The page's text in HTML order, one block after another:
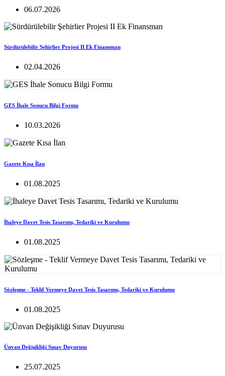
06.07.2026
Sürdürülebilir Şehirlier Projesi II Ek Finansman
02.04.2026
GES İhale Sonucu Bilgi Formu
10.03.2026
Gazete Kısa İlan
01.08.2025
İhaleye Davet Tesis Tasarımı, Tedariki ve Kurulumu
01.08.2025
Sözleşme - Teklif Vermeye Davet Tesis Tasarımı, Tedariki ve Kurulumu
01.08.2025
Ünvan Değişikliği Sınav Duyurusu
25.07.2025